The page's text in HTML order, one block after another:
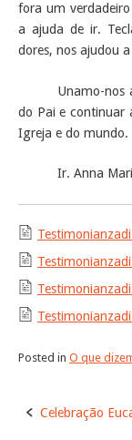
fora um
a ajuda de ir.
dores, nos ajudou
Unamo-nos
do Pai e continuar
Igreja e do mundo.
Ir. Anna
Posted in O que
Post
Celebração